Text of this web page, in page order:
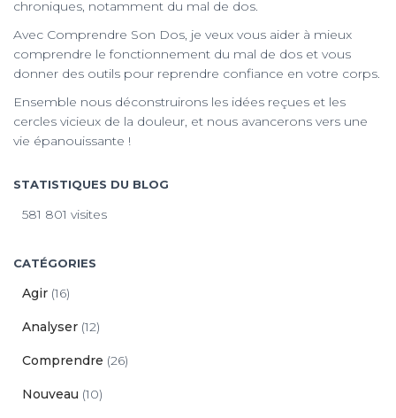
chroniques, notamment du mal de dos.
Avec Comprendre Son Dos, je veux vous aider à mieux
comprendre le fonctionnement du mal de dos et vous
donner des outils pour reprendre confiance en votre corps.
Ensemble nous déconstruirons les idées reçues et les
cercles vicieux de la douleur, et nous avancerons vers une
vie épanouissante !
STATISTIQUES DU BLOG
581 801 visites
CATÉGORIES
Agir (16)
Analyser (12)
Comprendre (26)
Nouveau (10)